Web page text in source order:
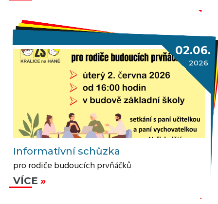
02.06.
2026
Informativní schůzka
pro rodiče budoucích prvňáčků
VÍCE